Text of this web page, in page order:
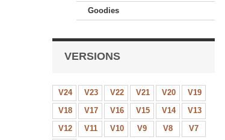
Goodies
VERSIONS
V24 V23 V22 V21 V20
V19
V18
V17 V16 V15 V14
V13
V12
V11 V10 V9 V8
V7